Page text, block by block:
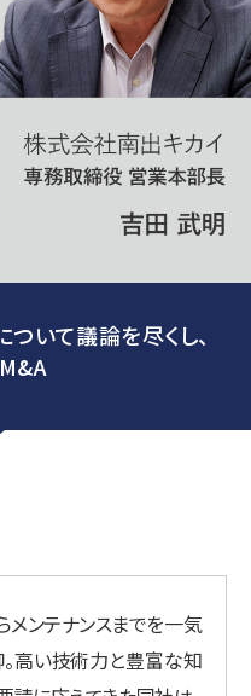
いて議論を尽くし、
ンテナンスまでを一気
高い技術力と豊富な知